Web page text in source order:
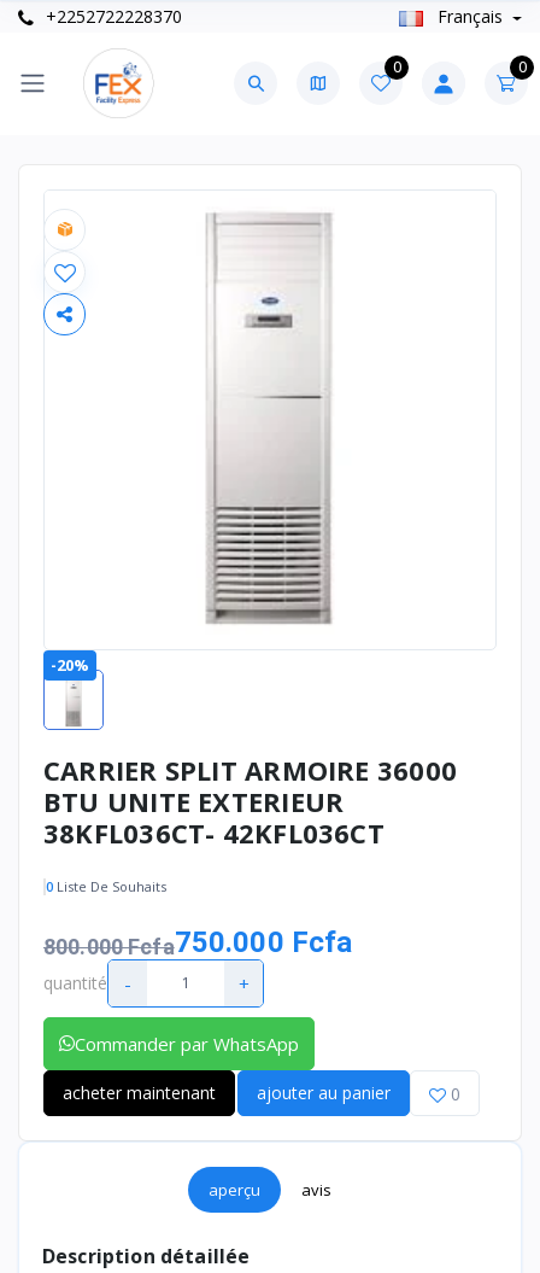
+2252722228370 Français
0 0
-20%
CARRIER SPLIT ARMOIRE 36000
BTU UNITE EXTERIEUR
38KFL036CT- 42KFL036CT
0 Liste De Souhaits
800.000 Fcfa750.000 Fcfa
quantité - +
Commander par WhatsApp
acheter maintenant ajouter au panier 0
aperçu avis
Description détaillée